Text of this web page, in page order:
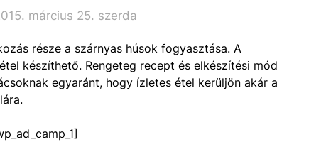
március 25. szerda
része a szárnyas húsok fogyasztása. A
készíthető. Rengeteg recept és elkészítési mód
egyaránt, hogy ízletes étel kerüljön akár a